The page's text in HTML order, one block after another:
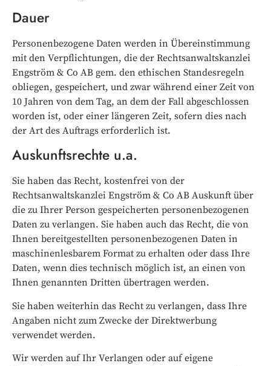
Dauer
Personenbezogene Daten werden in Übereinstimmung
mit den Verpflichtungen, die der Rechtsanwaltskanzlei
Engström & Co AB gem. den ethischen Standesregeln
obliegen, gespeichert, und zwar während einer Zeit von
10 Jahren von dem Tag, an dem der Fall abgeschlossen
worden ist, oder einer längeren Zeit, sofern dies nach
der Art des Auftrags erforderlich ist.
Auskunftsrechte u.a.
Sie haben das Recht, kostenfrei von der
Rechtsanwaltskanzlei Engström & Co AB Auskunft über
die zu Ihrer Person gespeicherten personenbezogenen
Daten zu verlangen. Sie haben auch das Recht, die von
Ihnen bereitgestellten personenbezogenen Daten in
maschinenlesbarem Format zu erhalten oder dass Ihre
Daten, wenn dies technisch möglich ist, an einen von
Ihnen genannten Dritten übertragen werden.
Sie haben weiterhin das Recht zu verlangen, dass Ihre
Angaben nicht zum Zwecke der Direktwerbung
verwendet werden.
Wir werden auf Ihr Verlangen oder auf eigene